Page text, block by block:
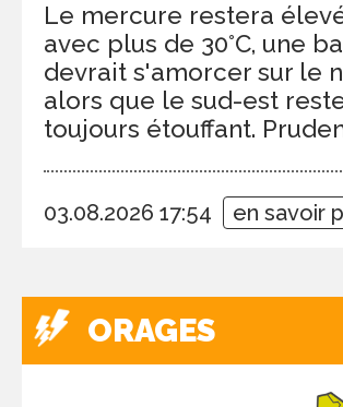
Le mercure restera
avec plus de 30°C, une
devrait s'amorcer sur le
alors que le sud-est
toujours étouffant.
03.08.2026 17:54 en savoir
ORAGES